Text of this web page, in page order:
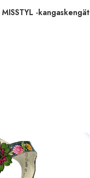
-kangaskengät